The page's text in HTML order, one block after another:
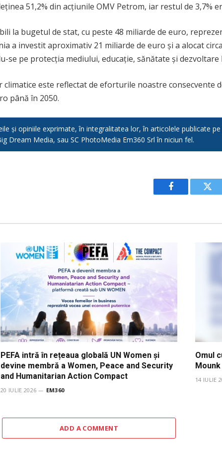
51,2% din acțiunile OMV Petrom, iar restul de 3,7%
la bugetul de stat, cu peste 48 miliarde de euro,
a investit aproximativ 21 miliarde de euro și a alocat
pe protecția mediului, educație, sănătate și dezvoltare
este reflectat de eforturile noastre consecvente
până în 2050.
și opiniile exprimate, în integralitatea lor, în articolele publicate
Dream Media, sau SC PhotoMedia Em360 Srl în niciun fel.
Facebook
PEFA intră în rețeaua globală UN Women și
devine membră a Women, Peace and Security
and Humanitarian Action Compact
20 IULIE 2026 EM360
Omul
Mounk
14 IULIE
ADD A COMMENT